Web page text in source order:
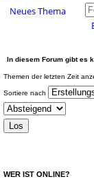
Neues Thema
In diesem Forum gibt es
Themen der letzten Zeit
Sortiere nach
WER IST ONLINE?